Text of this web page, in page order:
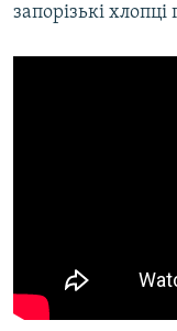
запорізькі хлопці